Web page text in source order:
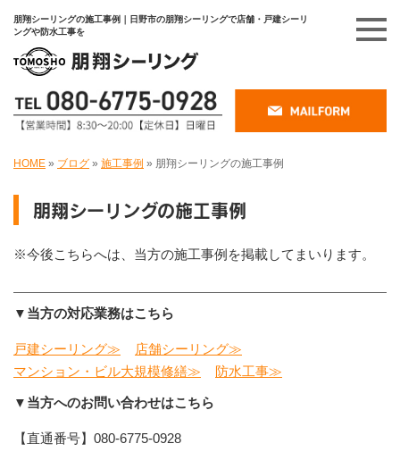
朋翔シーリングの施工事例｜日野市の朋翔シーリングで店舗・戸建シーリ
ングや防水工事を
HOME » ブログ » 施工事例 » 朋翔シーリングの施工事例
朋翔シーリングの施工事例
※今後こちらへは、当方の施工事例を掲載してまいります。
▼当方の対応業務はこちら
戸建シーリング≫
店舗シーリング≫
マンション・ビル大規模修繕≫
防水工事≫
▼当方へのお問い合わせはこちら
【直通番号】080-6775-0928